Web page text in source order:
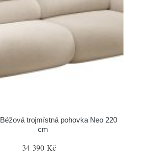
trojmístná pohovka Neo 220
cm
34 390 Kč